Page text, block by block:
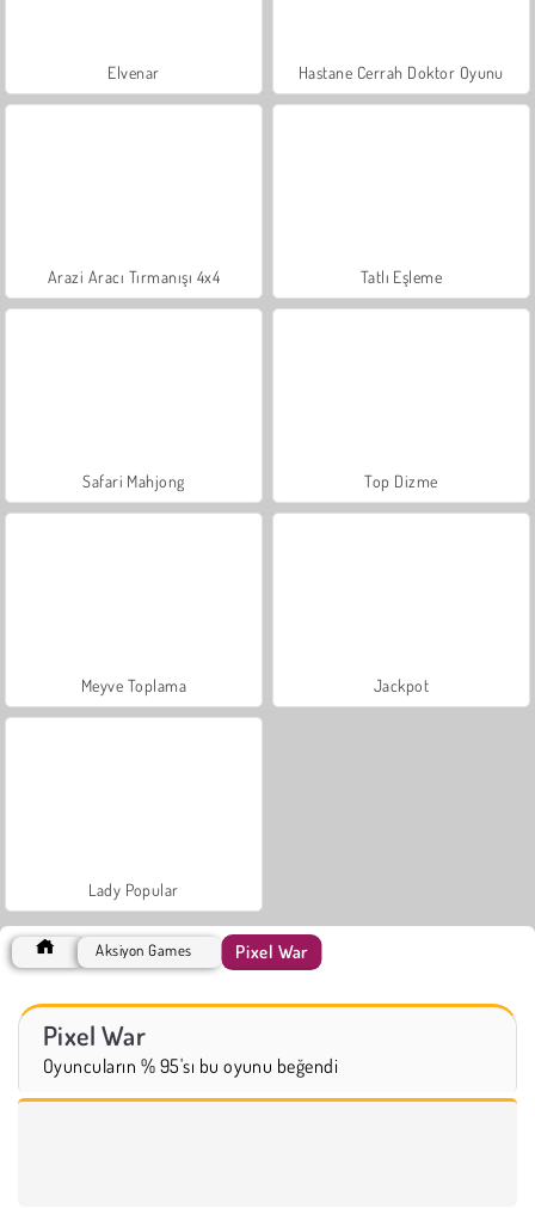
Elvenar Hastane Cerrah Doktor Oyunu
Arazi Aracı Tırmanışı 4x4 Tatlı Eşleme
Safari Mahjong Top Dizme
Meyve Toplama Jackpot
Lady Popular
Aksiyon Games Pixel War
Pixel War
Oyuncuların % 95'sı bu oyunu beğendi